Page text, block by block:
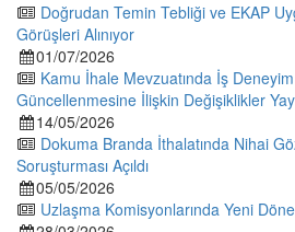
Doğrudan Temin Tebliği ve EKAP
Görüşleri Alınıyor
01/07/2026
Kamu İhale Mevzuatında İş
Güncellenmesine İlişkin Değişiklikler
14/05/2026
Dokuma Branda İthalatında Nihai
Soruşturması Açıldı
05/05/2026
Uzlaşma Komisyonlarında Yeni